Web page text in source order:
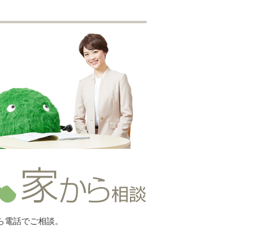
電話でご相談。